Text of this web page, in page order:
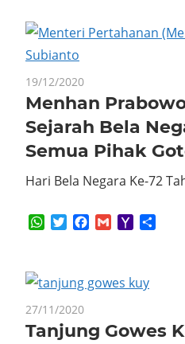
19/12/2020
Menhan
Sejarah Bela
Semua Pihak
Hari Bela Negara Ke-72
WhatsApp
TwitterFacebook
GmailYahoo
27/11/2020
Tanjung Gowes